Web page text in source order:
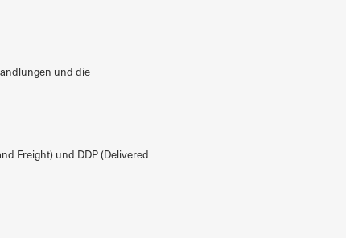
und die
Freight) und DDP (Delivered